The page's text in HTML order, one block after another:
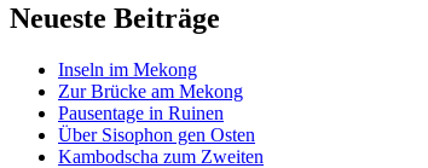
Neueste Beiträge
Inseln im Mekong
Zur Brücke am Mekong
Pausentage in Ruinen
Über Sisophon gen Osten
Kambodscha zum Zweiten